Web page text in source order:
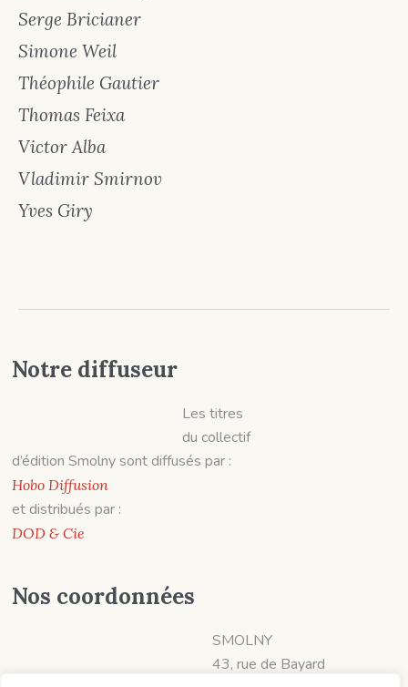
Serge Bricianer
Simone Weil
Théophile Gautier
Thomas Feixa
Victor Alba
Vladimir Smirnov
Yves Giry
Notre diffuseur
Les titres
du collectif
d’édition Smolny sont diffusés par :
Hobo Diffusion
et distribués par :
DOD & Cie
Nos coordonnées
SMOLNY
43, rue de Bayard